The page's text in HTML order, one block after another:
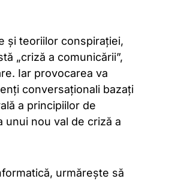
și teoriilor conspirației,
„criză a comunicării”,
Iar provocarea va
conversaționali bazați
a principiilor de
nou val de criză a
urmărește să